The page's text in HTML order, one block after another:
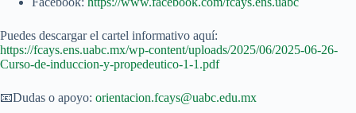
Puedes descargar el cartel informativo aquí:
https://fcays.ens.uabc.mx/wp-content/uploads/2025/06/2025-06-26-
Curso-de-induccion-y-propedeutico-1-1.pdf
📧Dudas o apoyo: orientacion.fcays@uabc.edu.mx